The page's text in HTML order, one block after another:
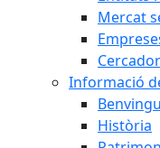
Mercat
Informació
Història